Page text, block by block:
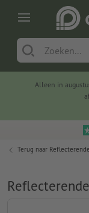
Alleen in
Terug naar